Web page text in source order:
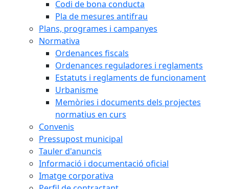
Codi de bona conducta
Pla de mesures antifrau
Plans, programes i campanyes
Normativa
Ordenances fiscals
Ordenances reguladores i reglaments
Estatuts i reglaments de funcionament
Urbanisme
Memòries i documents dels projectes
normatius en curs
Convenis
Pressupost municipal
Tauler d'anuncis
Informació i documentació oficial
Imatge corporativa